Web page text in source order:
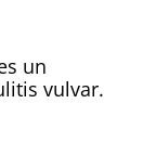
un
vulvar.